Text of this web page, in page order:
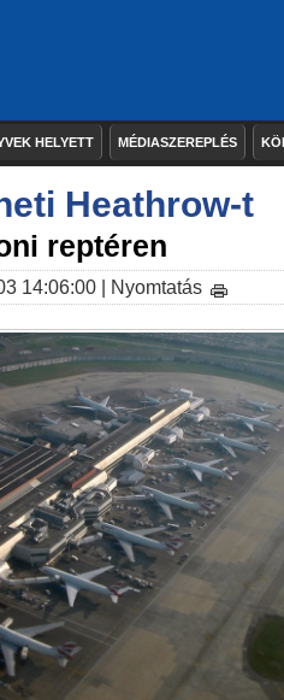
HELYETT MÉDIASZEREPLÉS
Heathrow-t
reptéren
14:06:00 | Nyomtatás